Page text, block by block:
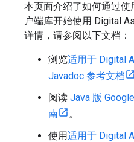
本页面介绍了如何通过使
户端库开始使用 Digital
详情，请参阅以下文档：
浏览适用于 Digital
Javadoc 参考文档
阅读 Java 版
南
。
使用适用于 Digital